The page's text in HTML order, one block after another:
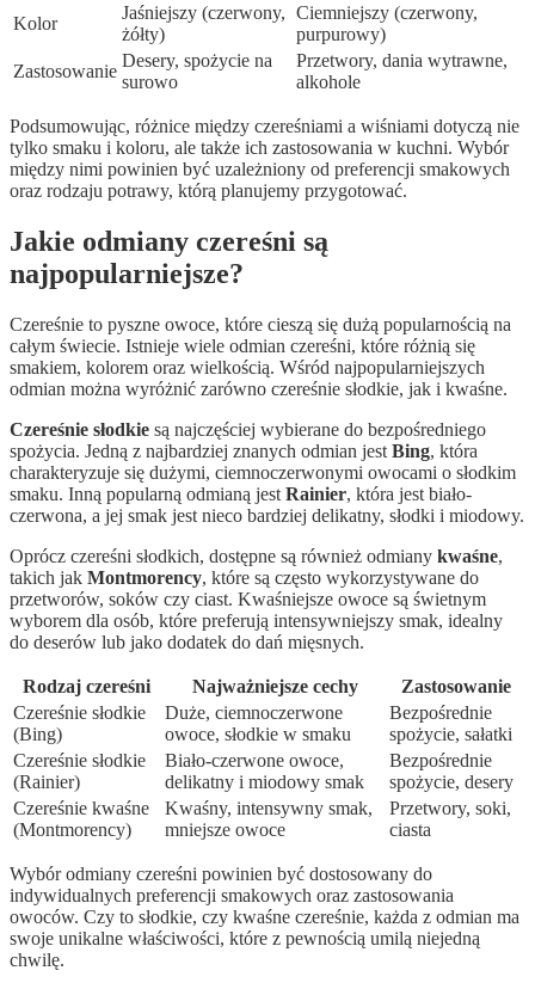
Kolor
Jaśniejszy (czerwony,
żółty)
Ciemniejszy (czerwony,
purpurowy)
Zastosowanie
Desery, spożycie na
surowo
Przetwory, dania wytrawne,
alkohole
Podsumowując, różnice między czereśniami a wiśniami dotyczą nie
tylko smaku i koloru, ale także ich zastosowania w kuchni. Wybór
między nimi powinien być uzależniony od preferencji smakowych
oraz rodzaju potrawy, którą planujemy przygotować.
Jakie odmiany czereśni są
najpopularniejsze?
Czereśnie to pyszne owoce, które cieszą się dużą popularnością na
całym świecie. Istnieje wiele odmian czereśni, które różnią się
smakiem, kolorem oraz wielkością. Wśród najpopularniejszych
odmian można wyróżnić zarówno czereśnie słodkie, jak i kwaśne.
Czereśnie słodkie są najczęściej wybierane do bezpośredniego
spożycia. Jedną z najbardziej znanych odmian jest Bing, która
charakteryzuje się dużymi, ciemnoczerwonymi owocami o słodkim
smaku. Inną popularną odmianą jest Rainier, która jest biało-
czerwona, a jej smak jest nieco bardziej delikatny, słodki i miodowy.
Oprócz czereśni słodkich, dostępne są również odmiany kwaśne,
takich jak Montmorency, które są często wykorzystywane do
przetworów, soków czy ciast. Kwaśniejsze owoce są świetnym
wyborem dla osób, które preferują intensywniejszy smak, idealny
do deserów lub jako dodatek do dań mięsnych.
Rodzaj czereśni Najważniejsze cechy
Zastosowanie
Czereśnie słodkie
(Bing)
Duże, ciemnoczerwone
owoce, słodkie w smaku
Bezpośrednie
spożycie, sałatki
Czereśnie słodkie
(Rainier)
Biało-czerwone owoce,
delikatny i miodowy smak
Bezpośrednie
spożycie, desery
Czereśnie kwaśne
(Montmorency)
Kwaśny, intensywny smak,
mniejsze owoce
Przetwory, soki,
ciasta
Wybór odmiany czereśni powinien być dostosowany do
indywidualnych preferencji smakowych oraz zastosowania
owoców. Czy to słodkie, czy kwaśne czereśnie, każda z odmian ma
swoje unikalne właściwości, które z pewnością umilą niejedną
chwilę.